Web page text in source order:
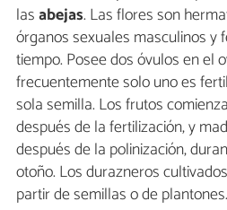
lasabejas. Las flores son
órganos sexuales masculinos y
tiempo. Posee dos óvulos en el
frecuentemente solo uno es
sola semilla. Los frutos
después de la fertilización, y
después de la polinización,
otoño. Los durazneros
partir de semillas o de plantones.